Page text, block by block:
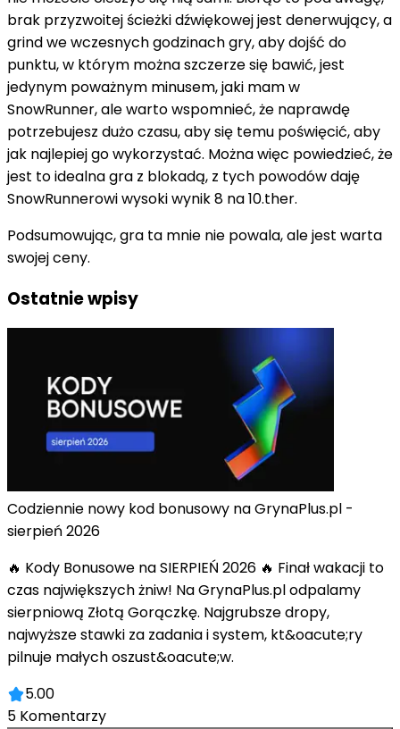
brak przyzwoitej ścieżki dźwiękowej jest denerwujący, a
grind we wczesnych godzinach gry, aby dojść do
punktu, w którym można szczerze się bawić, jest
jedynym poważnym minusem, jaki mam w
SnowRunner, ale warto wspomnieć, że naprawdę
potrzebujesz dużo czasu, aby się temu poświęcić, aby
jak najlepiej go wykorzystać. Można więc powiedzieć, że
jest to idealna gra z blokadą, z tych powodów daję
SnowRunnerowi wysoki wynik 8 na 10.ther.
Podsumowując, gra ta mnie nie powala, ale jest warta
swojej ceny.
Ostatnie wpisy
Codziennie nowy kod bonusowy na GrynaPlus.pl -
sierpień 2026
🔥 Kody Bonusowe na SIERPIEŃ 2026 🔥 Finał wakacji to
czas największych żniw! Na GrynaPlus.pl odpalamy
sierpniową Złotą Gorączkę. Najgrubsze dropy,
najwyższe stawki za zadania i system, kt&oacute;ry
pilnuje małych oszust&oacute;w.
5.00
5 Komentarzy